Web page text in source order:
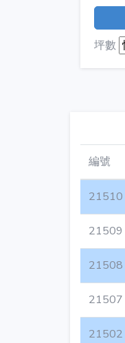
坪數
編號
21510
21509
21508
21507
21502